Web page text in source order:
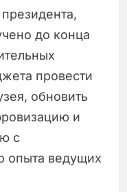
президента,
до конца
провести
обновить
и
с
опыта ведущих